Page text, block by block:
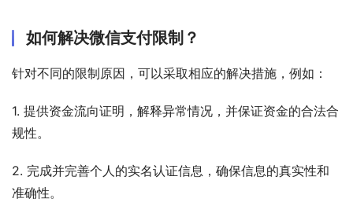
如何解决微信支付限制？
针对不同的限制原因，可以采取相应的解决措施，例如：
1. 提供资金流向证明，解释异常情况，并保证资金的合法合
规性。
2. 完成并完善个人的实名认证信息，确保信息的真实性和
准确性。